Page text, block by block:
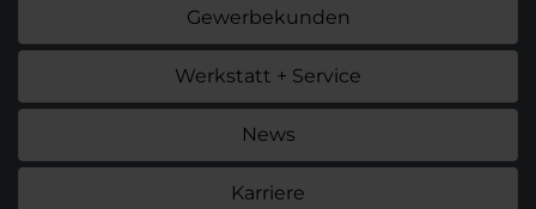
Gewerbekunden
Werkstatt + Service
News
Karriere